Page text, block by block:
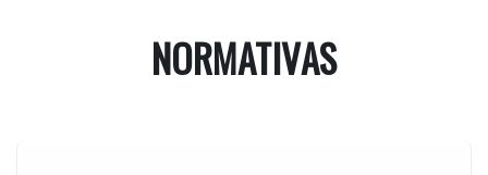
NORMATIVAS